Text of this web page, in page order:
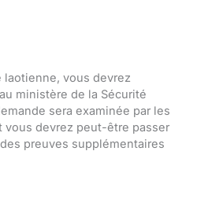
laotienne, vous devrez
ministère de la Sécurité
sera examinée par les
devrez peut-être passer
preuves supplémentaires